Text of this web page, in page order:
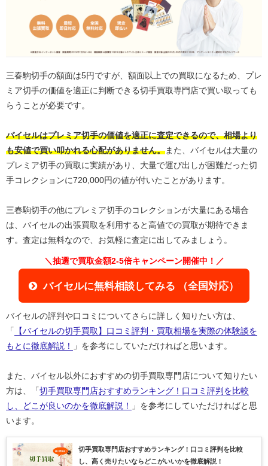
三春駒切手の額面は5円ですが、額面以上での買取になるため、プレ
ミア切手の価値を適正に判断できる切手買取専門店で買い取っても
らうことが必要です。
バイセルはプレミア切手の価値を適正に査定できるので、相場より
も安値で買い叩かれる心配がありません。 また、バイセルは大量の
プレミア切手の買取に実績があり、大量で運び出しが困難だった切
手コレクションに720,000円の値が付いたことがあります。
三春駒切手の他にプレミア切手のコレクションが大量にある場合
は、バイセルの出張買取を利用すると高値での買取が期待できま
す。査定は無料なので、お気軽に査定に出してみましょう。
＼抽選で買取金額2-5倍キャンペーン開催中！／
バイセルに無料相談してみる （全国対応）
バイセルの評判や口コミについてさらに詳しく知りたい方は、
「
【バイセルの切手買取】口コミ評判・買取相場を実際の体験談を
もとに徹底解説！
」を参考にしていただければと思います。
また、バイセル以外におすすめの切手買取専門店について知りたい
方は、「 切手買取専門店おすすめランキング！口コミ評判を比較
し、どこが良いのかを徹底解説！
」を参考にしていただければと思
います。
切手買取専門店おすすめランキング！口コミ評判を比較
し、高く売りたいならどこがいいかを徹底解説！